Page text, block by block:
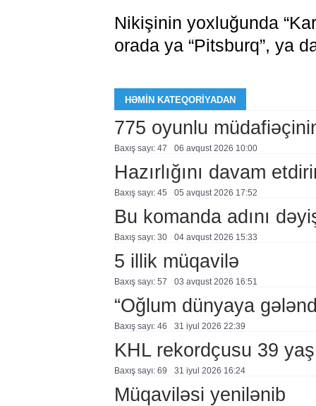
Nikişinin yoxluğunda
orada ya “Pitsburq”, ya
HƏMIN KATEQORIYADAN
775 oyunlu
Baxış sayı: 47 06 avqust 2026 10:00
Hazırlığını davam
Baxış sayı: 45 05 avqust 2026 17:52
Bu komanda adını
Baxış sayı: 30 04 avqust 2026 15:33
5 illik müqavilə
Baxış sayı: 57 03 avqust 2026 16:51
“Oğlum dünyaya
Baxış sayı: 46 31 i̇yul 2026 22:39
KHL rekordçusu 39
Baxış sayı: 69 31 i̇yul 2026 16:24
Müqaviləsi yenilənib